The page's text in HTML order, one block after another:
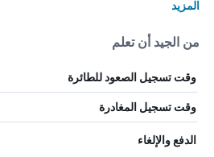
المزيد
من الجيد أن تعلم
وقت تسجيل الصعود للطائرة
وقت تسجيل المغادرة
الدفع والإلغاء